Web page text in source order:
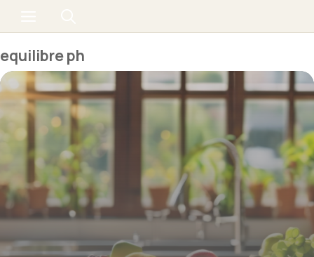
equilibre ph